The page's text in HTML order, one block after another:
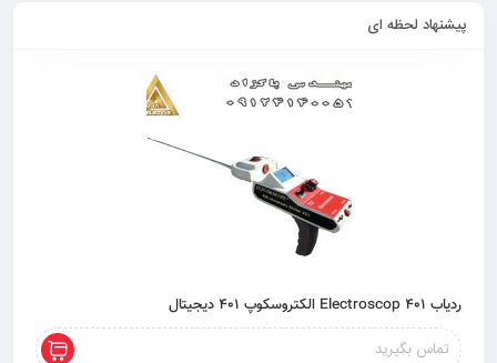
پیشنهاد لحظه ای
ردیاب 401 Electroscop الکتروسکوپ 401 دیجیتال
تماس بگیرید